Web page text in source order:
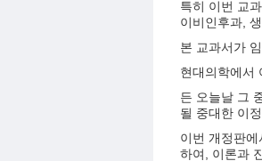
특히 이번 교
이비인후과,
본 교과서가
현대의학에서
든 오늘날 그
될 중대한 이
이번 개정판
하여, 이론과